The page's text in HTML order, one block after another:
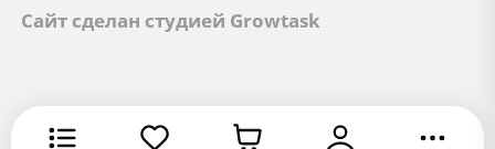
Сайт сделан студией Growtask
Оставить заявку
Оставить заявку
Хорошо
Принимаю
Хорошо Отмена
Оставить заявку